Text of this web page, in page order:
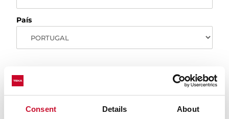
Consent Details About
País
Dados do produto
Produto
Selecione um assunto